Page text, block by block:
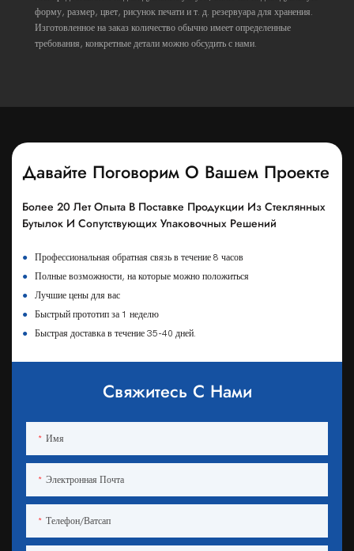
форму, размер, цвет, рисунок печати и т. д. резервуара для хранения.
Изготовленное на заказ количество обычно имеет определенные
требования, конкретные детали можно обсудить с нами.
Давайте Поговорим О Вашем Проекте
Более 20 Лет Опыта В Поставке Продукции Из Стеклянных
Бутылок И Сопутствующих Упаковочных Решений
●
Профессиональная обратная связь в течение 8 часов
●
Полные возможности, на которые можно положиться
●
Лучшие цены для вас
●
Быстрый прототип за 1 неделю
●
Быстрая доставка в течение 35-40 дней.
Свяжитесь С Нами
Имя
Электронная Почта
Телефон/ватсап